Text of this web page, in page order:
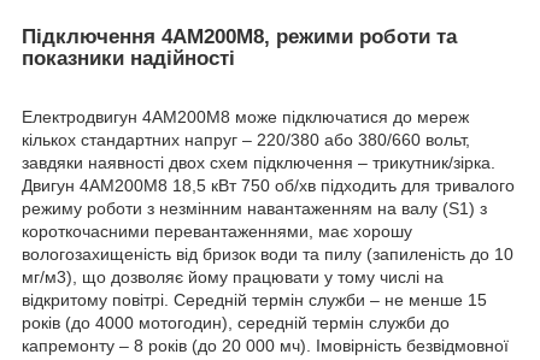
Підключення 4АМ200М8, режими роботи та
показники надійності
Електродвигун 4АМ200М8 може підключатися до мереж
кількох стандартних напруг – 220/380 або 380/660 вольт,
завдяки наявності двох схем підключення – трикутник/зірка.
Двигун 4АМ200М8 18,5 кВт 750 об/хв підходить для тривалого
режиму роботи з незмінним навантаженням на валу (S1) з
короткочасними перевантаженнями, має хорошу
вологозахищеність від бризок води та пилу (запиленість до 10
мг/м3), що дозволяє йому працювати у тому числі на
відкритому повітрі. Середній термін служби – не менше 15
років (до 4000 мотогодин), середній термін служби до
капремонту – 8 років (до 20 000 мч). Імовірність безвідмовної